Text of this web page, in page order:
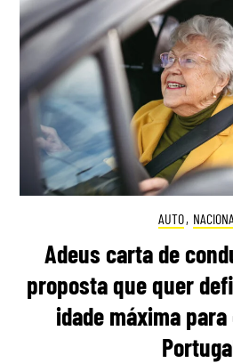
AUTO,
Adeus carta de
proposta que quer
idade máxima